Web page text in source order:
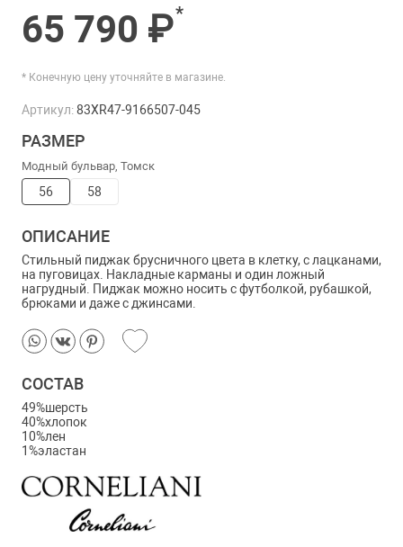
65 790 ₽*
* Конечную цену уточняйте в магазине.
Артикул:83XR47-9166507-045
РАЗМЕР
Модный бульвар, Томск
56 58
ОПИСАНИЕ
Стильный пиджак брусничного цвета в клетку, с лацканами,
на пуговицах. Накладные карманы и один ложный
нагрудный. Пиджак можно носить с футболкой, рубашкой,
брюками и даже с джинсами.
СОСТАВ
49%шерсть
40%хлопок
10%лен
1%эластан